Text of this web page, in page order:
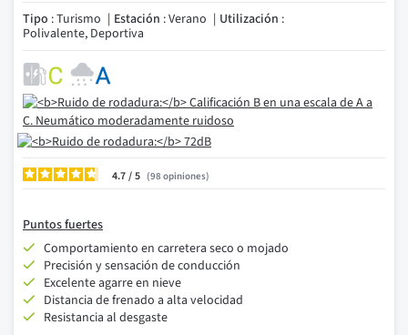
Tipo : Turismo Estación : Verano Utilización :
Polivalente, Deportiva
4.7/ 98 opiniones
Puntos fuertes
Comportamiento en carretera seco o mojado
Precisión y sensación de conducción
Excelente agarre en nieve
Distancia de frenado a alta velocidad
Resistancia al desgaste